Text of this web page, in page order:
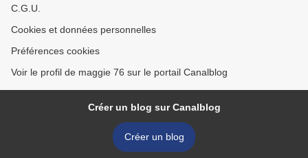
C.G.U.
Cookies et données personnelles
Préférences cookies
Voir le profil de maggie 76 sur le portail Canalblog
Créer un blog sur Canalblog
Créer un blog